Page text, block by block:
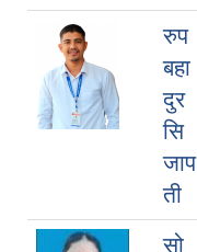
रुप
बहा
दुर
सि
जाप
ती
सो